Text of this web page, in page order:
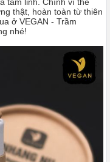
thật, hoàn toàn từ thiên
ở VEGAN - Trầm
nhé!